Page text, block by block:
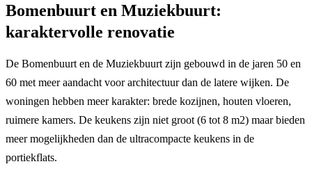
Bomenbuurt en Muziekbuurt:
karaktervolle renovatie
De Bomenbuurt en de Muziekbuurt zijn gebouwd in de jaren 50 en
60 met meer aandacht voor architectuur dan de latere wijken. De
woningen hebben meer karakter: brede kozijnen, houten vloeren,
ruimere kamers. De keukens zijn niet groot (6 tot 8 m2) maar bieden
meer mogelijkheden dan de ultracompacte keukens in de
portiekflats.